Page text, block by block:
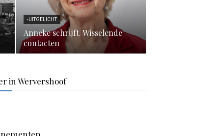
-UITGELICHT
Anneke schrijft. Wisselende
contacten
in Wervershoof